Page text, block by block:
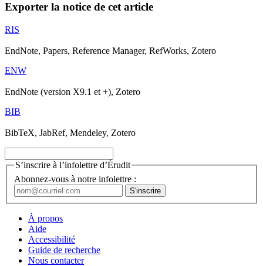
Exporter la notice de cet article
RIS
EndNote, Papers, Reference Manager, RefWorks, Zotero
ENW
EndNote (version X9.1 et +), Zotero
BIB
BibTeX, JabRef, Mendeley, Zotero
S’inscrire à l’infolettre d’Érudit
Abonnez-vous à notre infolettre :
À propos
Aide
Accessibilité
Guide de recherche
Nous contacter